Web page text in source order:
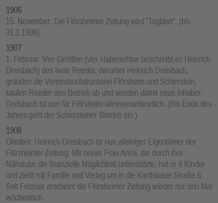
1906
15. November: Die Flörsheimer Zeitung wird "Tagblatt". (bis
31.1.1908)
1907
1. Februar: Vier Gehilfen (vier Habenichtse beschreibt es Heinrich
Dreisbach) des Iwan Reeder, darunter Heinrich Dreisbach,
gründen die Vereinsbuchdruckerei Flörsheim und Schierstein,
kaufen Reeder den Betrieb ab und werden damit neue Inhaber.
Dreisbach ist nun für Flörsheim alleinverantwortlich. (Bis Ende des
Jahres geht der Schiersteiner Betrieb ein.)
1908
Oktober: Heinrich Dreisbach ist nun alleiniger Eigentümer der
Flörsheimer Zeitung. Mit seiner Frau Anna, die durch ihre
Nähstube die finanzielle Möglichkeit unterstützte, hat er 6 Kinder
und zieht mit Familie und Verlag um in die Karthäuser Straße 6.
Seit Februar erscheint die Flörsheimer Zeitung wieder nur drei Mal
wöchentlich.